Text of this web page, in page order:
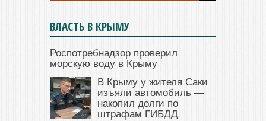
ВЛАСТЬ В КРЫМУ
Роспотребнадзор проверил
морскую воду в Крыму
В Крыму у жителя Саки
изъяли автомобиль —
накопил долги по
штрафам ГИБДД